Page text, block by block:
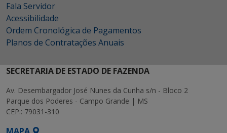
Fala Servidor
Acessibilidade
Ordem Cronológica de Pagamentos
Planos de Contratações Anuais
SECRETARIA DE ESTADO DE FAZENDA
Av. Desembargador José Nunes da Cunha s/n - Bloco 2
Parque dos Poderes - Campo Grande | MS
CEP.: 79031-310